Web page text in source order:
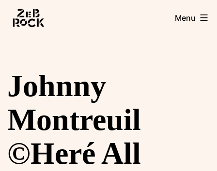
Aller
Zebrock Menu
Johnny
Montreuil
©Heré All